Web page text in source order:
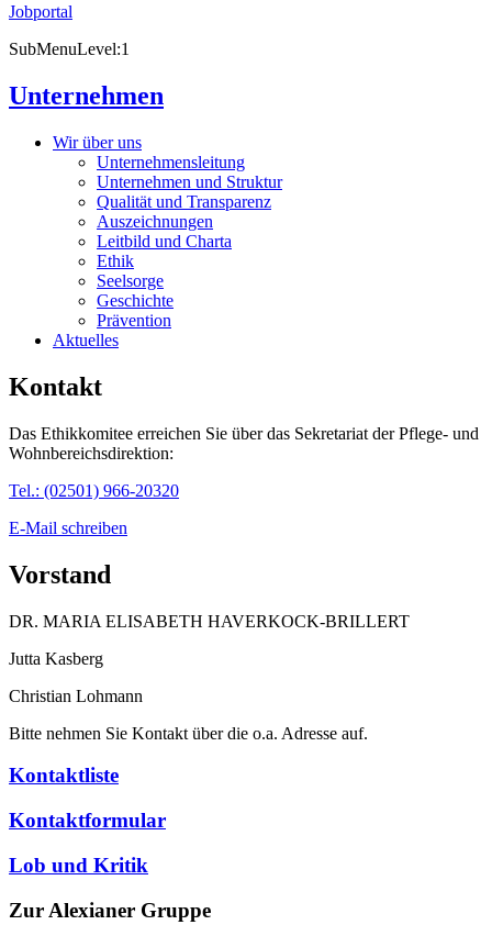
Jobportal
SubMenuLevel:1
Unternehmen
Wir über uns
Unternehmensleitung
Unternehmen und Struktur
Qualität und Transparenz
Auszeichnungen
Leitbild und Charta
Ethik
Seelsorge
Geschichte
Prävention
Aktuelles
Kontakt
Das Ethikkomitee erreichen Sie über das Sekretariat der Pflege- und
Wohnbereichsdirektion:
Tel.: (02501) 966-20320
E-Mail schreiben
Vorstand
DR. MARIA ELISABETH HAVERKOCK-BRILLERT
Jutta Kasberg
Christian Lohmann
Bitte nehmen Sie Kontakt über die o.a. Adresse auf.
Kontaktliste
Kontaktformular
Lob und Kritik
Zur Alexianer Gruppe